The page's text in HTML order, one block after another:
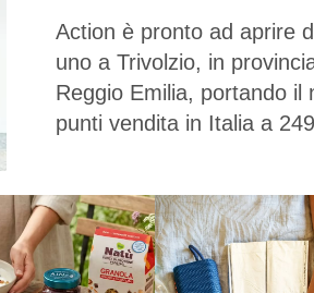
Action è pronto ad aprire
uno a Trivolzio, in
Reggio Emilia, portando il
punti vendita in Italia a